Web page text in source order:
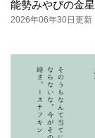
能勢みやびの金
2026年06年30日更新